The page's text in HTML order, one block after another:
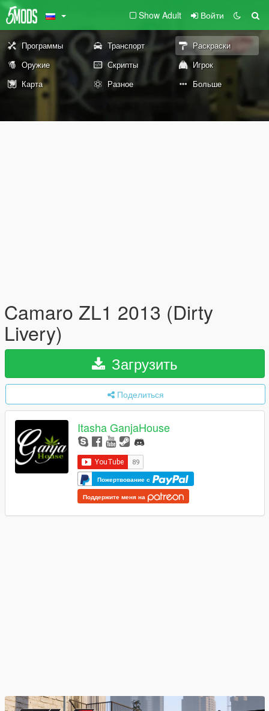
Show Adult Войти
Программы Транспорт
Раскраски
Оружие
Скрипты
Игрок
Карта
Разное Больше
Camaro ZL1 2013 (Dirty
Livery)
Загрузить
Поделиться
Itasha GanjaHouse
Пожертвование с
Поддержите меня на